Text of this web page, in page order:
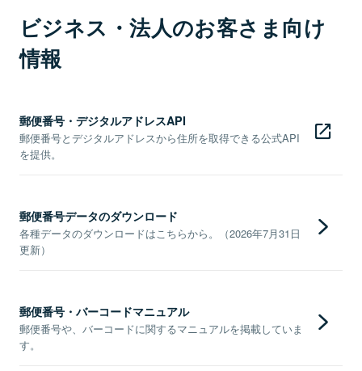
ビジネス・法人のお客さま向け
情報
郵便番号・デジタルアドレスAPI
郵便番号とデジタルアドレスから住所を取得できる公式API
を提供。
郵便番号データのダウンロード
各種データのダウンロードはこちらから。（2026年7月31日
更新）
郵便番号・バーコードマニュアル
郵便番号や、バーコードに関するマニュアルを掲載していま
す。